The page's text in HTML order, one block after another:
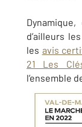
d’ailleurs
les avis
21 Les
l’ensemble